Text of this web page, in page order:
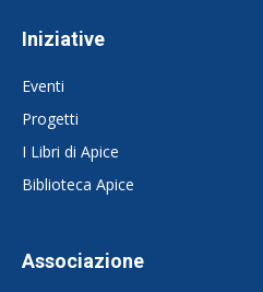
Iniziative
Eventi
Progetti
I Libri di Apice
Biblioteca Apice
Associazione